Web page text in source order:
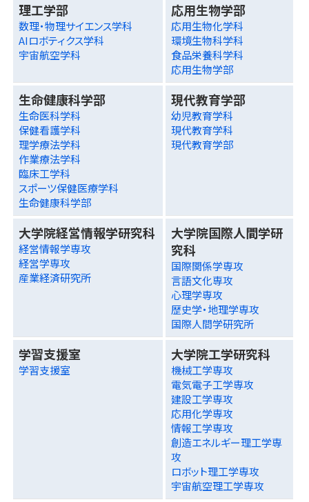
理工学部
数理・物理サイエンス学科
AIロボティクス学科
宇宙航空学科
応用生物学部
応用生物化学科
環境生物科学科
食品栄養科学科
応用生物学部
生命健康科学部
生命医科学科
保健看護学科
理学療法学科
作業療法学科
臨床工学科
スポーツ保健医療学科
生命健康科学部
現代教育学部
幼児教育学科
現代教育学科
現代教育学部
大学院経営情報学研究科
経営情報学専攻
経営学専攻
産業経済研究所
大学院国際人間学研
究科
国際関係学専攻
言語文化専攻
心理学専攻
歴史学・地理学専攻
国際人間学研究所
学習支援室
学習支援室
大学院工学研究科
機械工学専攻
電気電子工学専攻
建設工学専攻
応用化学専攻
情報工学専攻
創造エネルギー理工学専
攻
ロボット理工学専攻
宇宙航空理工学専攻